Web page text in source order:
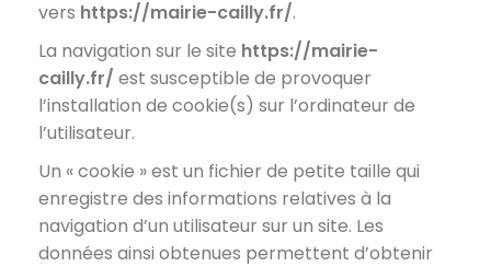
vers https://mairie-cailly.fr/.
La navigation sur le site https://mairie-
cailly.fr/ est susceptible de provoquer
l’installation de cookie(s) sur l’ordinateur de
l’utilisateur.
Un « cookie » est un fichier de petite taille qui
enregistre des informations relatives à la
navigation d’un utilisateur sur un site. Les
données ainsi obtenues permettent d’obtenir